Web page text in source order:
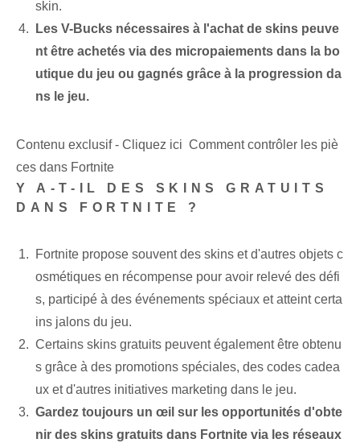
skin.
Les V-Bucks nécessaires à l'achat de skins peuve
nt être achetés via des micropaiements dans la bo
utique du jeu ou gagnés grâce à la progression da
ns le jeu.
Contenu exclusif - Cliquez ici Comment contrôler les piè
ces dans Fortnite
Y A-T-IL DES SKINS GRATUITS
DANS FORTNITE ?
Fortnite propose souvent des skins et d'autres objets c
osmétiques en récompense pour avoir relevé des défi
s, participé à des événements spéciaux et atteint certa
ins jalons du jeu.
Certains skins gratuits peuvent également être obtenu
s grâce à des promotions spéciales, des codes cadea
ux et d'autres initiatives marketing dans le jeu.
Gardez toujours un œil sur les opportunités d'obte
nir des skins gratuits dans Fortnite via les réseaux